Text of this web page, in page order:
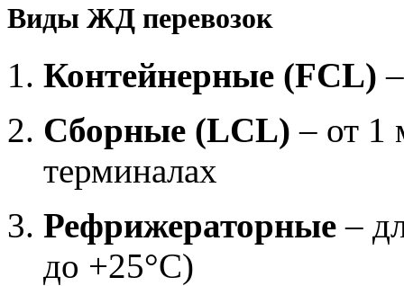
Виды ЖД перевозок
Контейнерные (FCL)
Сборные (LCL) – от 1
терминалах
Рефрижераторные –
до +25°C)